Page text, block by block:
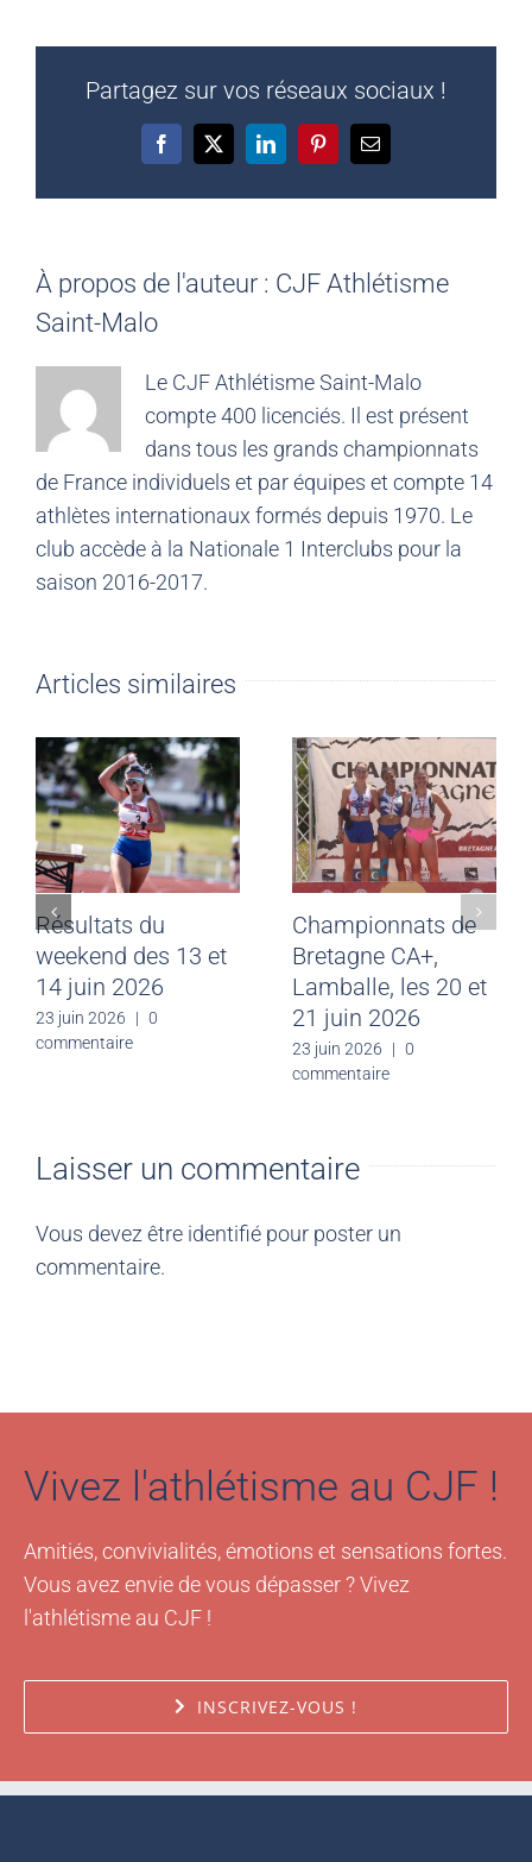
Partagez sur vos réseaux sociaux !
Facebook
X LinkedInPinterestEmail
À propos de l'auteur : CJF Athlétisme
Saint-Malo
Le CJF Athlétisme Saint-Malo
compte 400 licenciés. Il est présent
dans tous les grands championnats
de France individuels et par équipes et compte 14
athlètes internationaux formés depuis 1970. Le
club accède à la Nationale 1 Interclubs pour la
saison 2016-2017.
Articles similaires
Résultats du
weekend des 13 et
14 juin 2026
23 juin 2026 | 0
commentaire
Championnats de
Bretagne CA+,
Lamballe, les 20 et
21 juin 2026
23 juin 2026 | 0
commentaire
Laisser un commentaire
Vous devez être identifié pour poster un
commentaire.
Vivez l'athlétisme au CJF !
Amitiés, convivialités, émotions et sensations fortes.
Vous avez envie de vous dépasser ? Vivez
l'athlétisme au CJF !
INSCRIVEZ-VOUS !